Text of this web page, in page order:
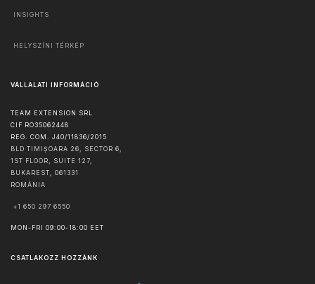
INSIGHTS
HELYSZÍNI TÉRKÉP
VÁLLALATI INFORMÁCIÓ
TEAM EXTENSION SRL
CIF RO35062448
REG. COM. J40/11836/2015
BLD TIMIȘOARA 26, SECTOR 6,
1ST FLOOR, SUITE 127,
BUKAREST
061331
ROMÁNIA
+1 650 297 6550
MON-FRI 09:00-18:00 EET
CSATLAKOZZ HOZZÁNK